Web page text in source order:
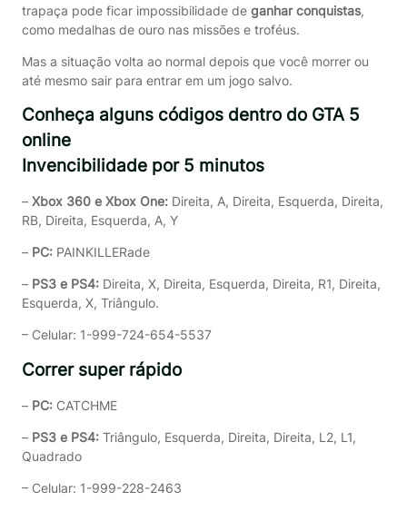
trapaça pode ficar impossibilidade de ganhar conquistas,
como medalhas de ouro nas missões e troféus.
Mas a situação volta ao normal depois que você morrer ou
até mesmo sair para entrar em um jogo salvo.
Conheça alguns códigos dentro do GTA 5
online
Invencibilidade por 5 minutos
– Xbox 360 e Xbox One:Direita, A, Direita, Esquerda, Direita,
RB, Direita, Esquerda, A, Y
– PC:PAINKILLERade
– PS3 e PS4:Direita, X, Direita, Esquerda, Direita, R1, Direita,
Esquerda, X, Triângulo.
– Celular: 1-999-724-654-5537
Correr super rápido
– PC:CATCHME
– PS3 e PS4:Triângulo, Esquerda, Direita, Direita, L2, L1,
Quadrado
– Celular: 1-999-228-2463